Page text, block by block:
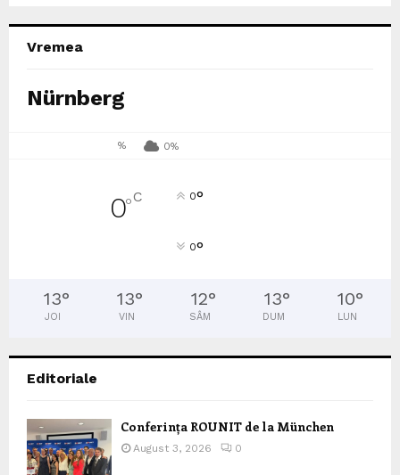
Vremea
Nürnberg
% 0%
0°C 0°
0°
13°
JOI
13°
VIN
12°
SÂM
13°
DUM
10°
LUN
Editoriale
Conferința ROUNIT de la München
August 3, 2026 0